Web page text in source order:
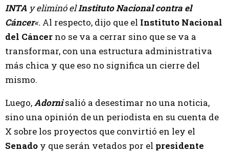
INTA y eliminó elInstituto Nacional contra el
Cáncer«. Al respecto, dijo que el Instituto Nacional
del Cáncer no se va a cerrar sino que se va a
transformar, con una estructura administrativa
más chica y que eso no significa un cierre del
mismo.
Luego,Adornisalió a desestimar no una noticia,
sino una opinión de un periodista en su cuenta de
X sobre los proyectos que convirtió en ley el
Senado y que serán vetados por el presidente